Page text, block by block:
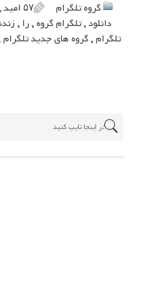
گروه تلگرام ۵۷ امید ,
دانلود,تلگرام گروه,را,
تلگرام,گروه های جدید تلگرام,